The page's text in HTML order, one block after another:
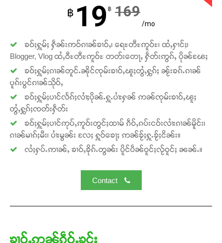
฿ 19 ฿ 169
/mo
ၶဝ်ႈႁူမ်ႈ ႁဵၼ်းဢဝ်ၵၢၼ်ၶၢဝ်ႇ၊ ရေႊတီႊဢူဝ်ႊ၊ ထႆႇႁၢင်ႈ၊
Blogger, Vlog ထႆႇဝီႊတီႊဢူဝ်ႊ တတ်းတေႃႇ ႁဵတ်းဢွၵ်ႇ ပိုၼ်ၽႄႈ
ၶဝ်ႈႁူမ်ႈၵၢၼ်တူင်ႉၼိုင်ၸုမ်းၶၢဝ်ႇၽူႈတွႆႇႁွၵ်ႈ ၼႂ်းၶၵ်ႉၵၢၼ်
ပူၵ်းပွင်ၵၢၼ်သိုဝ်ႇ
ၶဝ်ႈႁူမ်ႈပၢင်လႅၵ်ႈလၢႆႈပိုၼ်ႉႁူႉပၢႆးႁၼ် ဢၼ်ၸုမ်းၶၢဝ်ႇၽူႈ
တွႆႇႁွၵ်ႈၸတ်းႁဵတ်း
ၶဝ်ႈႁူမ်ႈပၢင်ဢုပ်ႇဢူဝ်းတွင်ႈထၢမ် ၵဵဝ်ႇၵပ်းငဝ်းလၢႆးၵၢၼ်မိူင်း၊
ၵၢၼ်မၢၵ်ႈမီး၊ ပၢႆးမွၼ်း လႄႈ ႁူဝ်ၶေႃႈ ဢၼ်ၶႂ်ႈႁူႉၶႂ်ႈငိၼ်း။
လႆႈႁပ်ႉဢၢၼ်ႇ ၶၢဝ်ႇၶိုၵ်ႉတွၼ်း ပိူင်ပဵၼ်ဝူင်ႈလႂ်ဝူင်ႈ ၼၼ်ႉ။
Contact
ၶၢဝ်ႇဢၼ်ၵဵဝ်ႇၶွင်ႈ